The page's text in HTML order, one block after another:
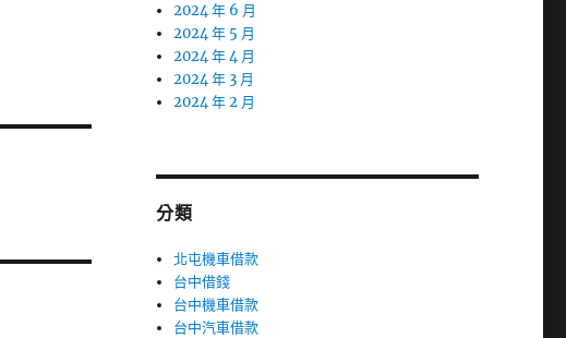
2024 年 6 月
2024 年 5 月
2024 年 4 月
2024 年 3 月
2024 年 2 月
分類
北屯機車借款
台中借錢
台中機車借款
台中汽車借款